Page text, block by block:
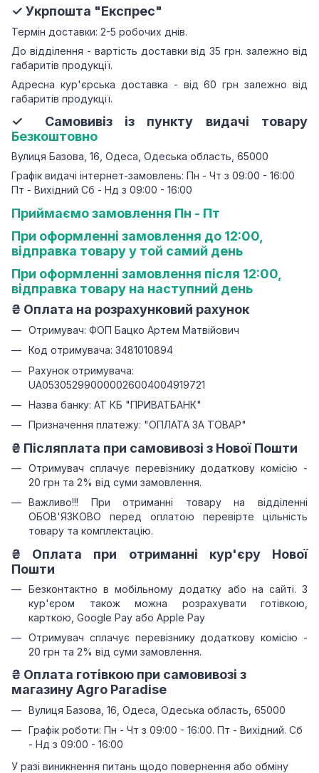
✓ Укрпошта "Експрес"
Термін доставки: 2-5 робочих днів.
До відділення - вартість доставки від 35 грн.залежно від
габаритів продукції.
Адресна кур'єрська доставка - від 60 грн залежно від
габаритів продукції.
✓ Самовивіз із пункту видачі товару
Безкоштовно
Вулиця Базова, 16, Одеса, Одеська область, 65000
Графік видачі інтернет-замовлень: Пн - Чт з 09:00 - 16:00
Пт - Вихідний Сб - Нд з 09:00 - 16:00
Приймаємо замовлення Пн - Пт
При оформленні замовлення до 12:00,
відправка товару у той самий день
При оформленні замовлення після 12:00,
відправка товару на наступний день
₴ Оплата на розрахунковий рахунок
Отримувач: ФОП Бацко Артем Матвійович
Код отримувача: 3481010894
Рахунок отримувача:
UA053052990000026004004919721
Назва банку: АТ КБ "ПРИВАТБАНК"
Призначення платежу: "ОПЛАТА ЗА ТОВАР"
₴ Післяплата при самовивозі з Нової Пошти
Отримувач сплачує перевізнику додаткову комісію -
20 грн та 2% від суми замовлення.
Важливо!!! При отриманні товару на відділенні
ОБОВ'ЯЗКОВО перед оплатою перевірте цільність
товару та комплектацію.
₴ Оплата при отриманні кур'єру Нової
Пошти
Безконтактно в мобільному додатку або на сайті. З
кур'єром також можна розрахувати готівкою,
карткою, Google Pay або Apple Pay
Отримувач сплачує перевізнику додаткову комісію -
20 грн та 2% від суми замовлення.
₴ Оплата готівкою при самовивозі з
магазину Agro Paradise
Вулиця Базова, 16, Одеса, Одеська область, 65000
Графік роботи: Пн - Чт з 09:00 - 16:00. Пт - Вихідний. Сб
- Нд з 09:00 - 16:00
У разі виникнення питань щодо повернення або обміну